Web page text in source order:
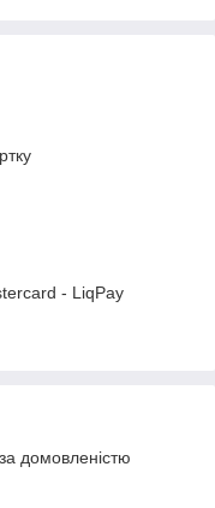
- LiqPay
домовленістю